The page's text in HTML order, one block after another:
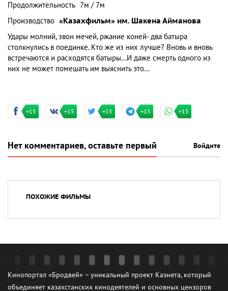
Продолжительность 7м / 7м
Производство «Казахфильм» им. Шакена Айманова
Удары молний, звон мечей, ржание коней- два батыра
столкнулись в поединке. Кто же из них лучше? Вновь и вновь
встречаются и расходятся батыры…И даже смерть одного из
них не может помешать им выяснить это…
+15 +15 +15 +15 +15
Нет комментариев, оставьте первый Войдите
ПОХОЖИЕ ФИЛЬМЫ
Кинопортал «Бродвей» – уникальный проект Казнета, который
объединяет казахстанских кинодеятелей и основных цензоров